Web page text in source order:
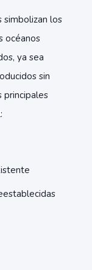
simbolizan los
océanos
ya sea
sin
principales